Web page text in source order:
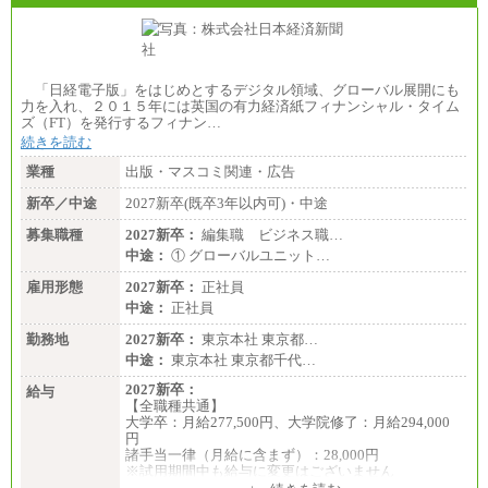
「日経電子版」をはじめとするデジタル領域、グローバル展開にも
力を入れ、２０１５年には英国の有力経済紙フィナンシャル・タイム
ズ（FT）を発行するフィナン…
続きを読む
業種
出版・マスコミ関連・広告
新卒／中途
2027新卒(既卒3年以内可)・中途
募集職種
2027新卒： 編集職 ビジネス職…
中途： ① グローバルユニット…
雇用形態
2027新卒： 正社員
中途： 正社員
勤務地
2027新卒： 東京本社 東京都…
中途： 東京本社 東京都千代…
給与
2027新卒：
【全職種共通】
大学卒：月給277,500円、大学院修了：月給294,000
円
諸手当一律（月給に含まず）：28,000円
※試用期間中も給与に変更はございません